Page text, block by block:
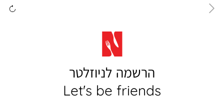
הרשמה לניוזלטר
Let's be friends